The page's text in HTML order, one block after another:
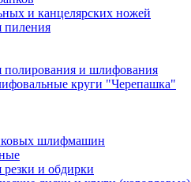
и канцелярских ножей
пиления
полирования и шлифования
круги "Черепашка"
шлифмашин
и обдирки